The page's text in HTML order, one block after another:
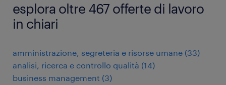
esplora oltre 467 offerte di lavoro
in chiari
amministrazione, segreteria e risorse umane (33)
analisi, ricerca e controllo qualità (14)
business management (3)